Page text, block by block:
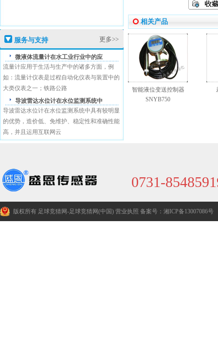
服务与支持 更多>>
微液体流量计在水工业行业中的应
流量计应用于生活与生产中的诸多方面，例
如：流量计仪表是过程自动化仪表与装置中的
大类仪表之一；铁路公路
导波雷达水位计在水位监测系统中
导波雷达水位计在水位监测系统中具有较明显
的优势，造价低、免维护、稳定性和准确性能
高，并且运用互联网云
相关产品
智能液位变送控制器
SNYB750
0731-
版权所有 足球竞猜网-足球竞猜网(中国) 营业执照 备案号：湘ICP备13007086号